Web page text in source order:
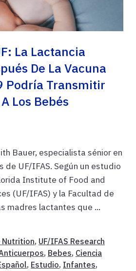
La Lactancia
De La Vacuna
Podría Transmitir
Los Bebés
Bauer, especialista sénior en
de UF/IFAS. Según un estudio
Institute of Food and
(UF/IFAS) y la Facultad de
madres lactantes que ...
Nutrition, UF/IFAS Research
, Bebes, Ciencia
, Estudio, Infantes,